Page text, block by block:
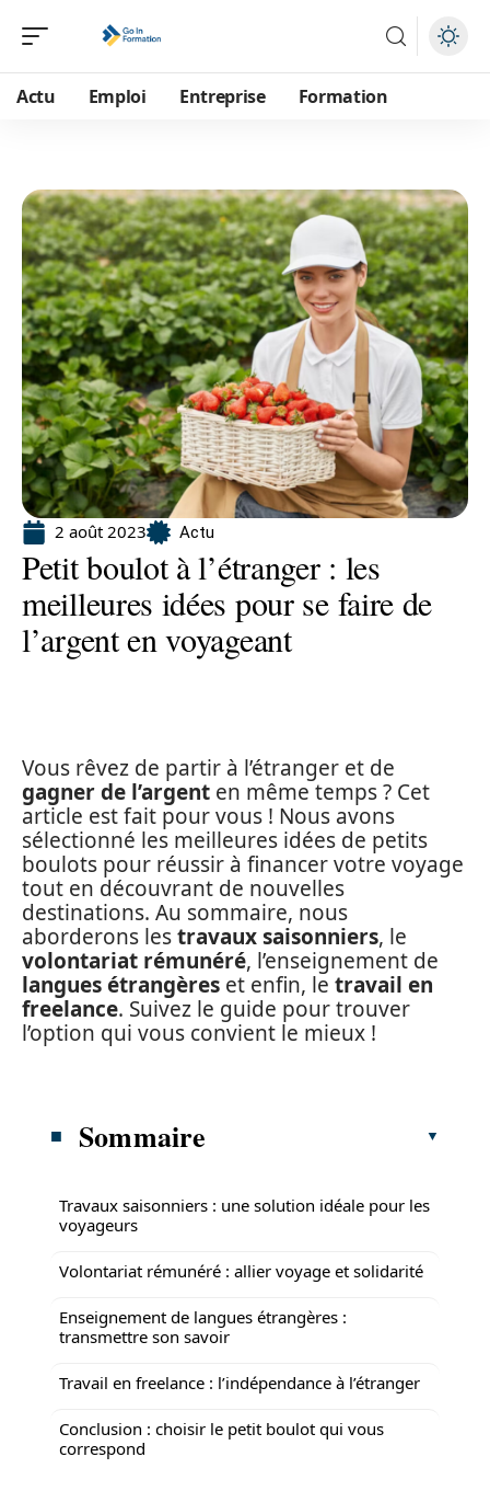
Actu Emploi Entreprise Formation
2 août 2023 Actu
Petit boulot à l’étranger : les
meilleures idées pour se faire de
l’argent en voyageant
Vous rêvez de partir à l’étranger et de
gagner de l’argent en même temps ? Cet
article est fait pour vous ! Nous avons
sélectionné les meilleures idées de petits
boulots pour réussir à financer votre voyage
tout en découvrant de nouvelles
destinations. Au sommaire, nous
aborderons lestravaux saisonniers, le
volontariat rémunéré, l’enseignement de
langues étrangères et enfin, le travail en
freelance. Suivez le guide pour trouver
l’option qui vous convient le mieux !
Sommaire
Travaux saisonniers : une solution idéale pour les
voyageurs
Volontariat rémunéré : allier voyage et solidarité
Enseignement de langues étrangères :
transmettre son savoir
Travail en freelance : l’indépendance à l’étranger
Conclusion : choisir le petit boulot qui vous
correspond